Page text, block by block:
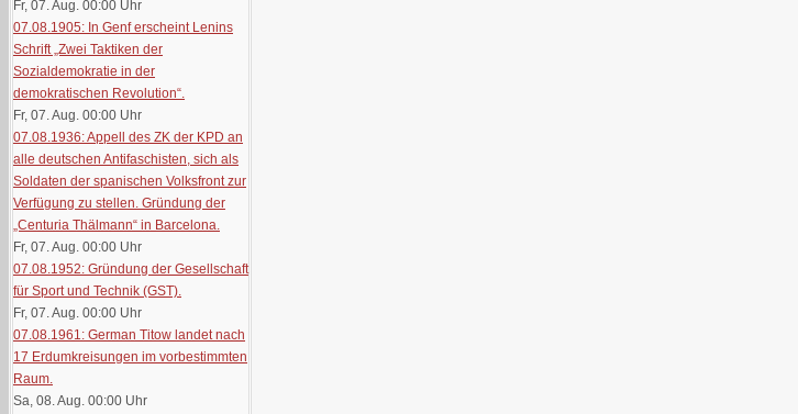
Fr, 07. Aug. 00:00 Uhr
07.08.1905: In Genf erscheint Lenins
Schrift „Zwei Taktiken der
Sozialdemokratie in der
demokratischen Revolution“.
Fr, 07. Aug. 00:00 Uhr
07.08.1936: Appell des ZK der KPD an
alle deutschen Antifaschisten, sich als
Soldaten der spanischen Volksfront zur
Verfügung zu stellen. Gründung der
„Centuria Thälmann“ in Barcelona.
Fr, 07. Aug. 00:00 Uhr
07.08.1952: Gründung der Gesellschaft
für Sport und Technik (GST).
Fr, 07. Aug. 00:00 Uhr
07.08.1961: German Titow landet nach
17 Erdumkreisungen im vorbestimmten
Raum.
Sa, 08. Aug. 00:00 Uhr